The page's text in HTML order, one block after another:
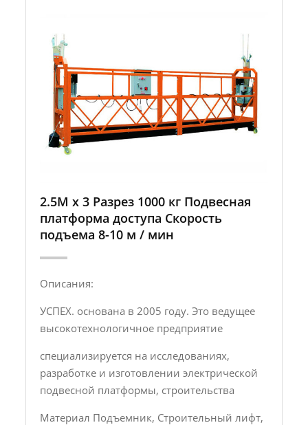
2.5M x 3 Разрез 1000 кг Подвесная
платформа доступа Скорость
подъема 8-10 м / мин
Описания:
УСПЕХ. основана в 2005 году. Это ведущее
высокотехнологичное предприятие
специализируется на исследованиях,
разработке и изготовлении электрической
подвесной платформы, строительства
Материал Подъемник, Строительный лифт,